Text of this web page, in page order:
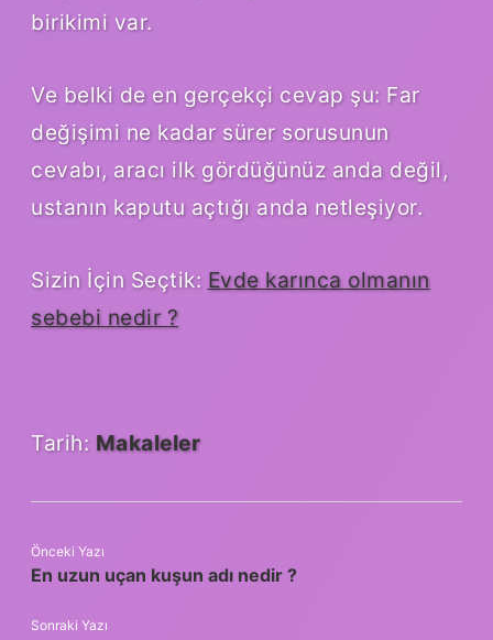
birikimi var.
Ve belki de en gerçekçi cevap şu: Far
değişimi ne kadar sürer sorusunun
cevabı, aracı ilk gördüğünüz anda değil,
ustanın kaputu açtığı anda netleşiyor.
Sizin İçin Seçtik: Evde karınca olmanın
sebebi nedir ?
Tarih: Makaleler
Önceki Yazı
En uzun uçan kuşun adı nedir ?
Sonraki Yazı